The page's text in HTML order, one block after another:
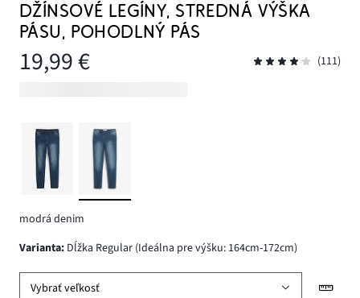
DŽÍNSOVÉ LEGÍNY, STREDNÁ VÝŠKA
PÁSU, POHODLNÝ PÁS
19,99 € (111)
modrá denim
varianta: Dĺžka Regular (Ideálna pre výšku: 164cm-172cm)
Vybrať veľkosť